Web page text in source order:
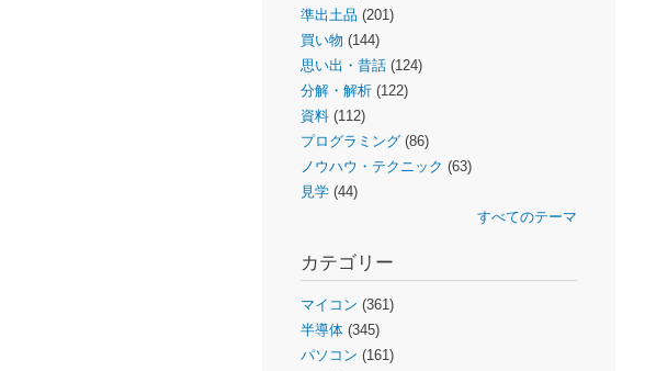
準出土品 (201)
買い物 (144)
思い出・昔話(124)
分解・解析(122)
資料(112)
プログラミング(86)
ノウハウ・テクニック (63)
見学(44)
すべてのテーマ
カテゴリー
マイコン (361)
半導体(345)
パソコン (161)